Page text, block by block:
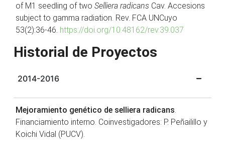
of M1 seedling of two Selliera radicans Cav. Accesions
subject to gamma radiation. Rev. FCA UNCuyo
53(2):36-46. https://doi.org/10.48162/rev.39.037
Historial de Proyectos
2014-2016
Mejoramiento genético de selliera radicans.
Financiamiento interno. Coinvestigadores: P. Peñailillo y
Koichi Vidal (PUCV).